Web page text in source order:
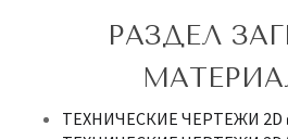
РАЗДЕЛ
ТЕХНИЧЕСКИЕ ЧЕРТЕЖИ 2D